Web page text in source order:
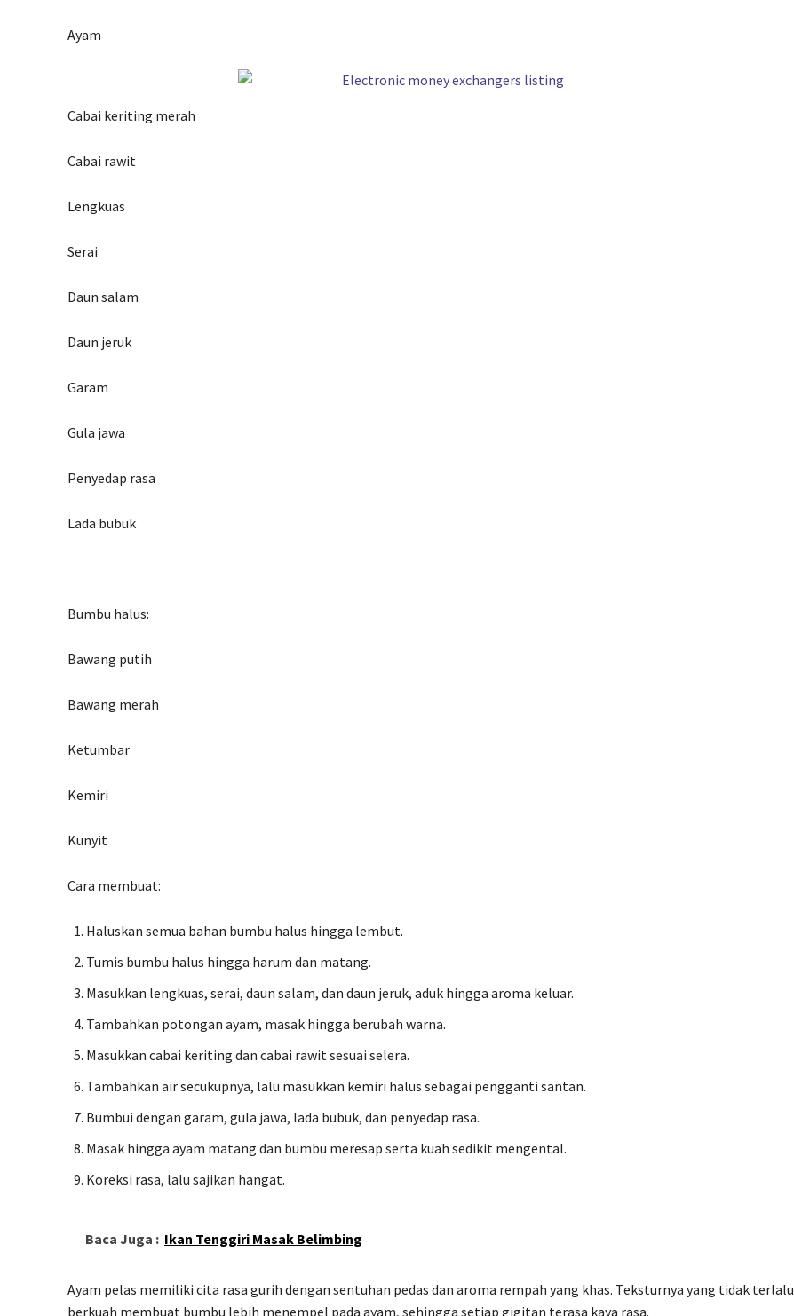
Ayam
Cabai keriting merah
Cabai rawit
Lengkuas
Serai
Daun salam
Daun jeruk
Garam
Gula jawa
Penyedap rasa
Lada bubuk
Bumbu halus:
Bawang putih
Bawang merah
Ketumbar
Kemiri
Kunyit
Cara membuat:
Haluskan semua bahan bumbu halus hingga lembut.
Tumis bumbu halus hingga harum dan matang.
Masukkan lengkuas, serai, daun salam, dan daun jeruk, aduk hingga aroma keluar.
Tambahkan potongan ayam, masak hingga berubah warna.
Masukkan cabai keriting dan cabai rawit sesuai selera.
Tambahkan air secukupnya, lalu masukkan kemiri halus sebagai pengganti santan.
Bumbui dengan garam, gula jawa, lada bubuk, dan penyedap rasa.
Masak hingga ayam matang dan bumbu meresap serta kuah sedikit mengental.
Koreksi rasa, lalu sajikan hangat.
Baca Juga : Ikan Tenggiri Masak Belimbing
Ayam pelas memiliki cita rasa gurih dengan sentuhan pedas dan aroma rempah yang khas. Teksturnya yang tidak terlalu
berkuah membuat bumbu lebih menempel pada ayam, sehingga setiap gigitan terasa kaya rasa.